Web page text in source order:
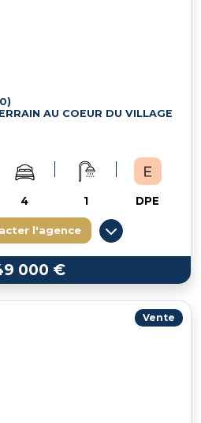
AU COEUR DU VILLAGE
4 1 DPE
l'agence
000 €
Vente